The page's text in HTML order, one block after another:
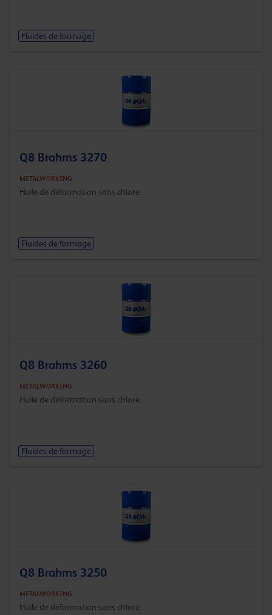
Fluides de formage
Q8 Brahms 3270
METALWORKING
Huile de déformation sans chlore.
Fluides de formage
Q8 Brahms 3260
METALWORKING
Huile de déformation sans chlore.
Fluides de formage
Q8 Brahms 3250
METALWORKING
Huile de déformation sans chlore.